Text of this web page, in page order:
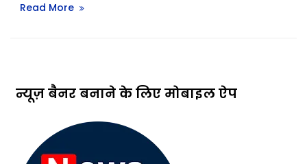
Read More
न्यूज़ बैनर बनाने के लिए मोबाइल ऐप